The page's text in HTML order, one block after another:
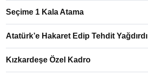
Seçime 1 Kala Atama
Atatürk’e Hakaret Edip Tehdit Yağdırdı
Kızkardeşe Özel Kadro